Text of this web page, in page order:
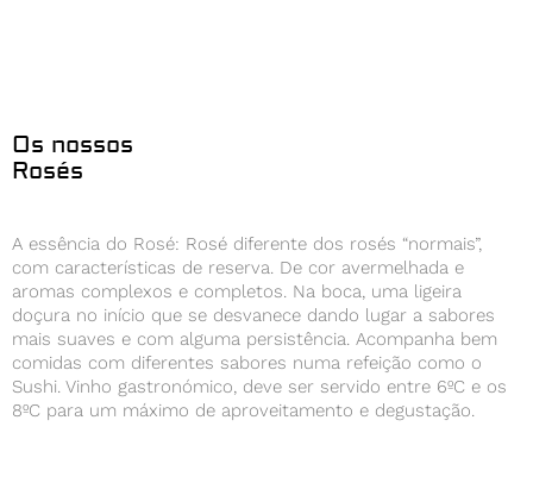
Os nossos
Rosés
A essência do Rosé: Rosé diferente dos rosés “normais”,
com características de reserva. De cor avermelhada e
aromas complexos e completos. Na boca, uma ligeira
doçura no início que se desvanece dando lugar a sabores
mais suaves e com alguma persistência. Acompanha bem
comidas com diferentes sabores numa refeição como o
Sushi. Vinho gastronómico, deve ser servido entre 6ºC e os
8ºC para um máximo de aproveitamento e degustação.